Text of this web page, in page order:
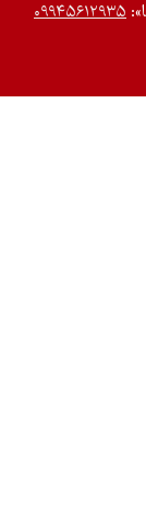
۰۹۹۴۵۶۱۲۹۳۵